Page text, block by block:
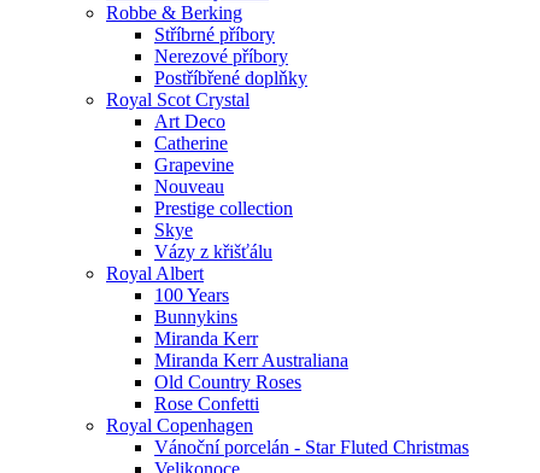
Robbe & Berking
Stříbrné příbory
Nerezové příbory
Postříbřené doplňky
Royal Scot Crystal
Art Deco
Catherine
Grapevine
Nouveau
Prestige collection
Skye
Vázy z křišťálu
Royal Albert
100 Years
Bunnykins
Miranda Kerr
Miranda Kerr Australiana
Old Country Roses
Rose Confetti
Royal Copenhagen
Vánoční porcelán - Star Fluted Christmas
Velikonoce